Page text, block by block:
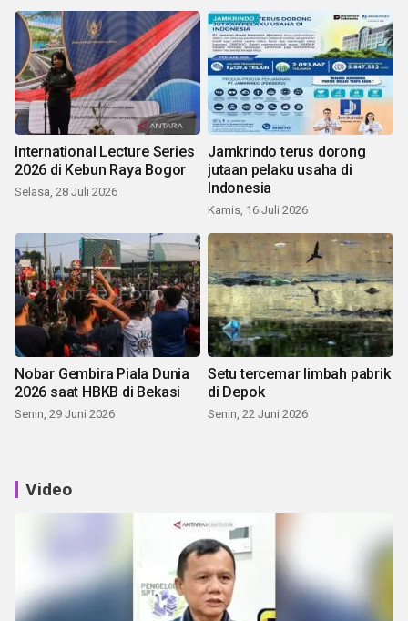
International Lecture Series
2026 di Kebun Raya Bogor
Selasa, 28 Juli 2026
Jamkrindo terus dorong
jutaan pelaku usaha di
Indonesia
Kamis, 16 Juli 2026
Nobar Gembira Piala Dunia
2026 saat HBKB di Bekasi
Senin, 29 Juni 2026
Setu tercemar limbah pabrik
di Depok
Senin, 22 Juni 2026
Video